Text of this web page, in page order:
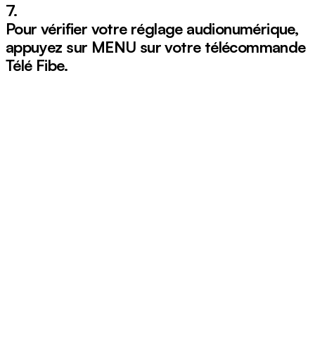
7.
Pour vérifier votre réglage audionumérique,
appuyez sur MENU sur votre télécommande
Télé Fibe.